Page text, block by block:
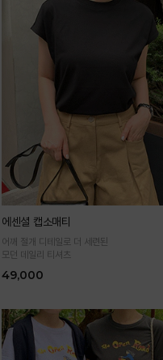
에센셜 캡소매티
어깨 절개 디테일로 더 세련된
모던 데일리 티셔츠
49,000